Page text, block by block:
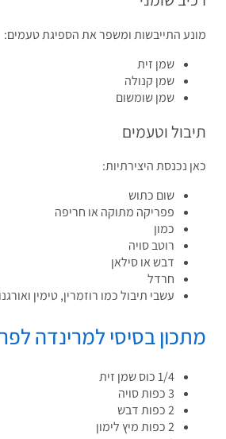
התייבשות ומשפר את הספיגת טעמים:
שמן זית
שמן קנולה
שמן שומשום
וטעמים
נכנסת היצירתיות:
שום כתוש
פפריקה מתוקה או חריפה
כמון
רוטב סויה
דבש או סילאן
חרדל
עשבי תיבול כמו רוזמרין, טימין ואורגנו
בסיסי למרינדה לפרגיות